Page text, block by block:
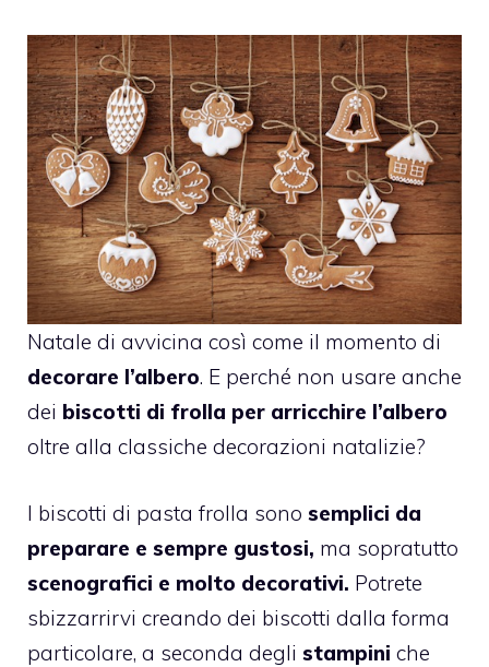
Natale di avvicina così come il momento di
decorare l’albero. E perché non usare anche
dei biscotti di frolla per arricchire l’albero
oltre alla classiche decorazioni natalizie?
I biscotti di pasta frolla sono semplici da
preparare e sempre gustosi, ma sopratutto
scenografici e molto decorativi. Potrete
sbizzarrirvi creando dei biscotti dalla forma
particolare, a seconda degli stampini che